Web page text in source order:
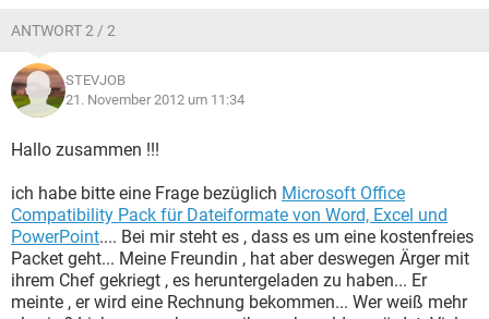
ANTWORT 2 / 2
STEVJOB
21. November 2012 um 11:34
Hallo zusammen !!!
ich habe bitte eine Frage bezüglich Microsoft Office
Compatibility Pack für Dateiformate von Word, Excel und
PowerPoint.... Bei mir steht es , dass es um eine kostenfreies
Packet geht... Meine Freundin , hat aber deswegen Ärger mit
ihrem Chef gekriegt , es heruntergeladen zu haben... Er
meinte , er wird eine Rechnung bekommen... Wer weiß mehr